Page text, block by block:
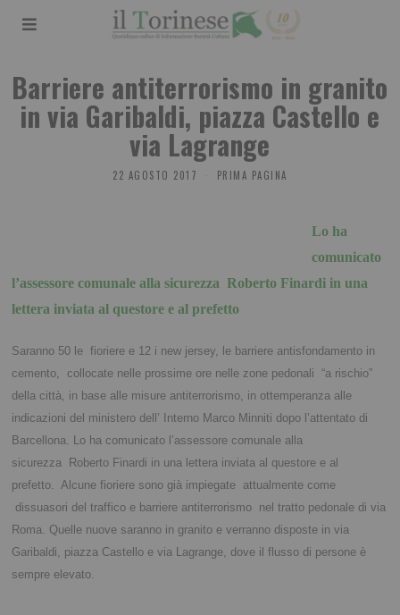
Barriere antiterrorismo in granito
in via Garibaldi, piazza Castello e
via Lagrange
22 AGOSTO 2017 PRIMA PAGINA
Lo ha
comunicato
l’assessore comunale alla sicurezza Roberto Finardi in una
lettera inviata al questore e al prefetto
Saranno 50 le fioriere e 12 i new jersey, le barriere antisfondamento in
cemento, collocate nelle prossime ore nelle zone pedonali “a rischio”
della città, in base alle misure antiterrorismo, in ottemperanza alle
indicazioni del ministero dell’ Interno Marco Minniti dopo l’attentato di
Barcellona. Lo ha comunicato l’assessore comunale alla
sicurezza Roberto Finardi in una lettera inviata al questore e al
prefetto.Alcune fioriere sono già impiegate attualmente come
dissuasori del traffico e barriere antiterrorismo nel tratto pedonale di via
Roma. Quelle nuove saranno in granito e verranno disposte in via
Garibaldi, piazza Castello e via Lagrange, dove il flusso di persone è
sempre elevato.